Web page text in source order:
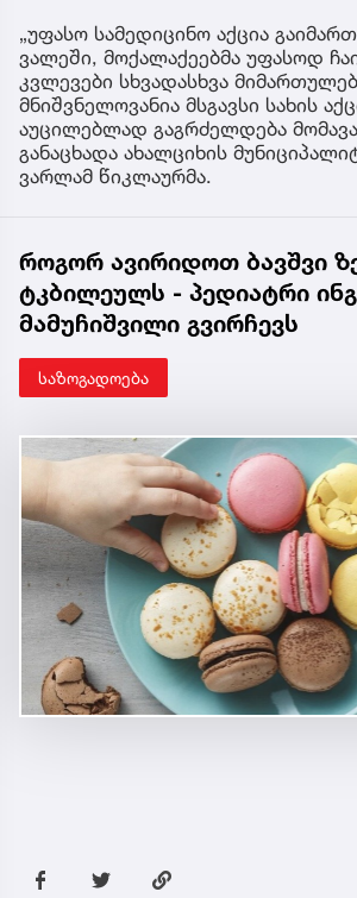
„უფასო სამედიცინო აქცია
ვალეში, მოქალაქეებმა უფასოდ
კვლევები სხვადასხვა
მნიშვნელოვანია მსგავსი სახის
აუცილებლად გაგრძელდება
განაცხადა ახალციხის
ვარლამ წიკლაურმა.
როგორ ავირიდოთ ბავშვი
ტკბილეულს - პედიატრი
მამუჩიშვილი გვირჩევს
საზოგადოება